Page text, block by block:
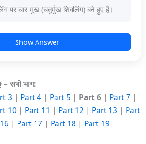
पर चार मुख (चतुर्मुख शिवलिंग) बने हुए हैं।
Show Answer
– सभी भाग:
3 | Part 4 | Part 5 | Part 6 | Part 7 |
10 | Part 11 | Part 12 | Part 13 | Part
| Part 17 | Part 18 | Part 19